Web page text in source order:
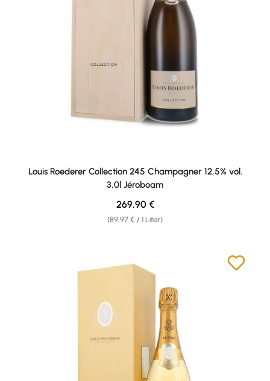
Louis Roederer Collection 245 Champagner 12,5% vol.
3,0l Jéroboam
(89,97 € / 1 Liter)
Regulärer Preis:
269,90 €